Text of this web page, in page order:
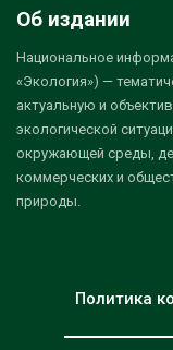
Об издании
Национальное
«Экология») —
актуальную и
экологической
окружающей среды,
коммерческих и
природы.
Политика